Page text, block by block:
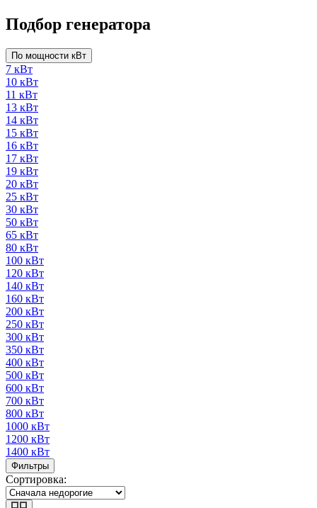
Подбор генератора
По мощности кВт
7 кВт
10 кВт
11 кВт
13 кВт
14 кВт
15 кВт
16 кВт
17 кВт
19 кВт
20 кВт
25 кВт
30 кВт
50 кВт
65 кВт
80 кВт
100 кВт
120 кВт
140 кВт
160 кВт
200 кВт
250 кВт
300 кВт
350 кВт
400 кВт
500 кВт
600 кВт
700 кВт
800 кВт
1000 кВт
1200 кВт
1400 кВт
Фильтры
Сортировка: